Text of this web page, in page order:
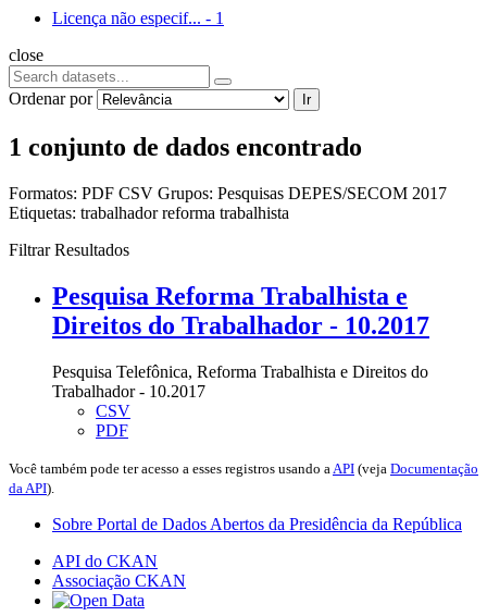
Licença não especif... - 1
close
Ordenar por Ir
1 conjunto de dados encontrado
Formatos: PDF CSV Grupos: Pesquisas DEPES/SECOM 2017
Etiquetas: trabalhadorreforma trabalhista
Filtrar Resultados
Pesquisa Reforma Trabalhista e
Direitos do Trabalhador - 10.2017
Pesquisa Telefônica, Reforma Trabalhista e Direitos do
Trabalhador - 10.2017
CSV
PDF
Você também pode ter acesso a esses registros usando a API (veja Documentação
da API).
Sobre Portal de Dados Abertos da Presidência da República
API do CKAN
Associação CKAN